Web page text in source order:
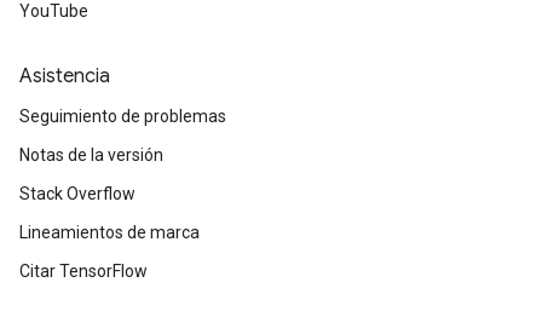
YouTube
Asistencia
Seguimiento de problemas
Notas de la versión
Stack Overflow
Lineamientos de marca
Citar TensorFlow